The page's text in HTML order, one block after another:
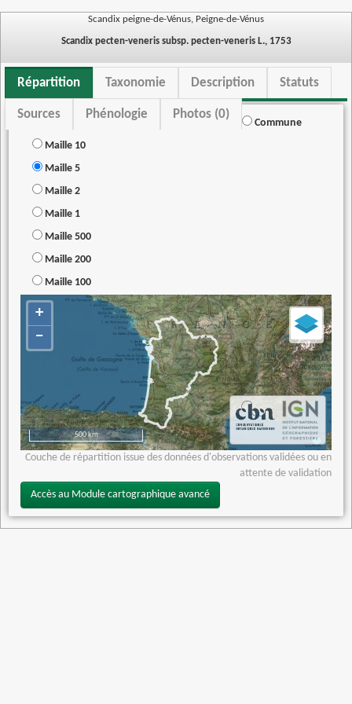
Scandix peigne-de-Vénus, Peigne-de-Vénus
Scandix pecten-veneris subsp. pecten-veneris L., 1753
Répartition Taxonomie Description Statuts
Sources Phénologie Photos (0)
Commune
Maille 10
Maille 5
Maille 2
Maille 1
Maille 500
Maille 200
Maille 100
+
−
500 km
Couche de répartition issue des données d'observations validées ou en
attente de validation
Accès au Module cartographique avancé